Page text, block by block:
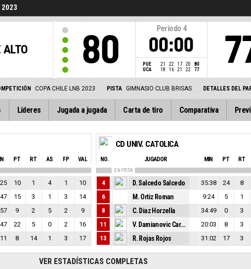
2023
ALTO 80
Periodo 4
00:00
PUE 21 22 17 20
80
UCA
18 16 21 22 77
COPA CHILE LNB 2023 PISTA GIMNASIO CLUB BRISAS DETALLES DEL
Líderes Jugada a jugada Carta de tiro Comparativa
PT RT AS FP VAL
10 1 4 1
10
15 3 1 3
14
9 2 5 2
9
22 5 0 2
16
8 14 1 3 17
CD UNIV. CATOLICA
NO. JUGADOR MIN PT RT
EN PISTA
4 D. Salcedo Salcedo 35:38 24 8
6
M. Ortiz Roman 9:24 5 1
8
C. Diaz Horzella 34:49 0 3
11
V. Damianovic Carrasco 20:03 8 3
13
R. Rojas Rojos 31:02 17 3
VER ESTADÍSTICAS COMPLETAS